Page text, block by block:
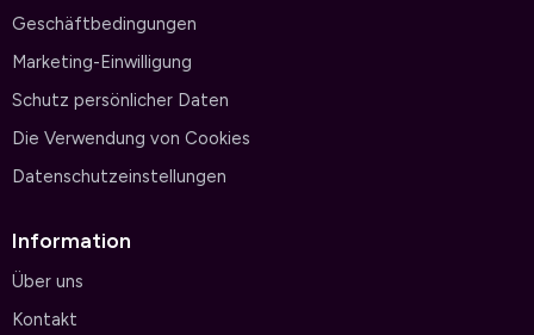
Geschäftbedingungen
Marketing-Einwilligung
Schutz persönlicher Daten
Die Verwendung von Cookies
Datenschutzeinstellungen
Information
Über uns
Kontakt